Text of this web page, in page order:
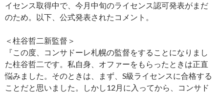
イセンス取得中で、今月中旬のライセンス認可発表がまだ
のため。以下、公式発表されたコメント。
＜柱谷哲二新監督＞
『この度、コンサドーレ札幌の監督をすることになりまし
た柱谷哲二です。私自身、オファーをもらったときは正直
悩みました。そのときは、まず、S級ライセンスに合格する
ことだと思いました。しかし12月に入ってから、コンサド